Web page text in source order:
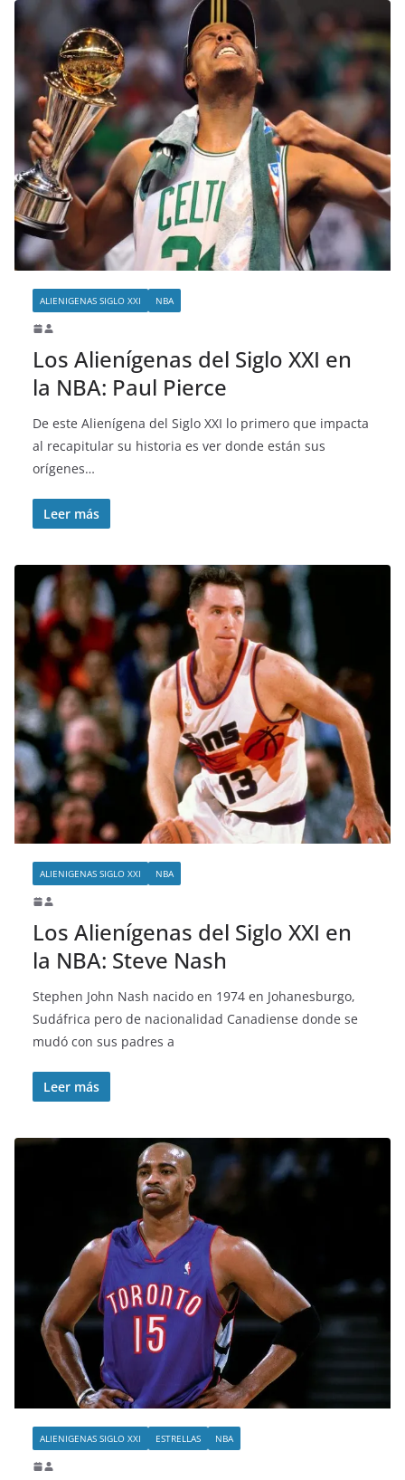
ALIENIGENAS SIGLO XXI NBA
Los Alienígenas del Siglo XXI en
la NBA: Paul Pierce
De este Alienígena del Siglo XXI lo primero que impacta
al recapitular su historia es ver donde están sus
orígenes…
Leer más
ALIENIGENAS SIGLO XXI NBA
Los Alienígenas del Siglo XXI en
la NBA: Steve Nash
Stephen John Nash nacido en 1974 en Johanesburgo,
Sudáfrica pero de nacionalidad Canadiense donde se
mudó con sus padres a
Leer más
ALIENIGENAS SIGLO XXI ESTRELLAS NBA